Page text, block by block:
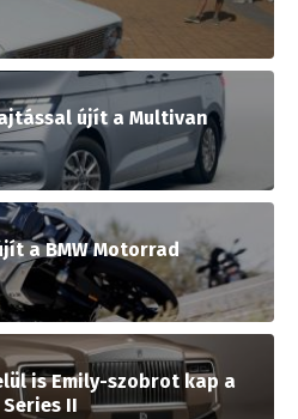
újít a Multivan
a BMW Motorrad
is Emily-szobrot kap a
II